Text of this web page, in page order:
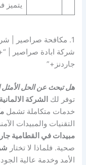
يتميز
1. مكافحة صراصير |
شركة ابادة صراصير |
جاردنز+”
هل تبحث عن الحل
توفر لك الشركة
خدمات متكاملة تشمل
التقنيات والمبيدات
مبيدات في القطامية
صحية. فلماذا لا تختار
الأمد وخدمة عالية